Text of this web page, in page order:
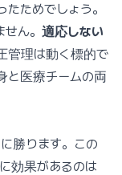
ためでしょう。
ん。 適応しない
管理は動く標的で
と医療チームの両
勝ります。この
効果があるのは